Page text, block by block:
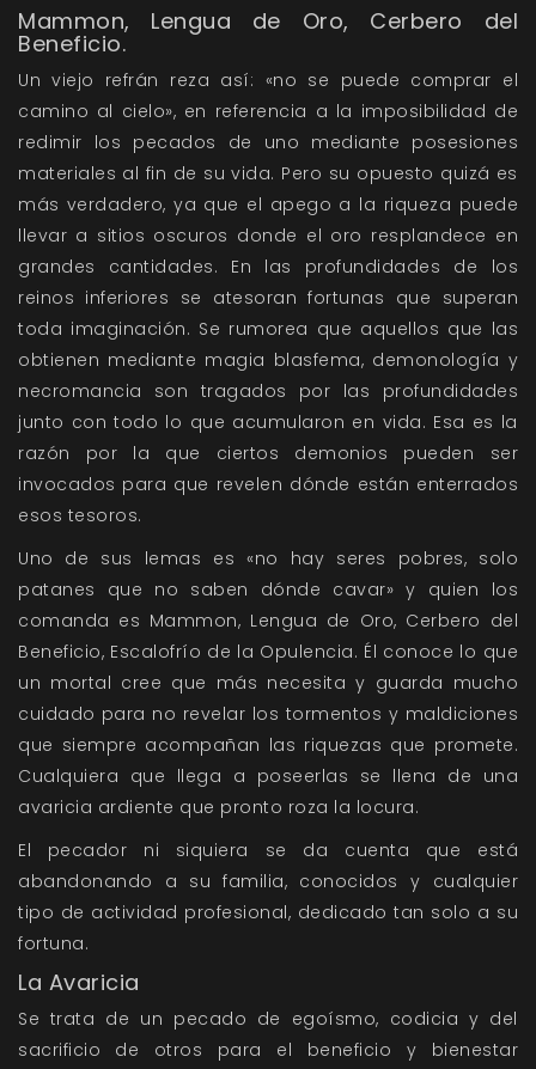
Mammon, Lengua de Oro, Cerbero del
Beneficio.
Un viejo refrán reza así: «no se puede comprar el
camino al cielo», en referencia a la imposibilidad de
redimir los pecados de uno mediante posesiones
materiales al fin de su vida. Pero su opuesto quizá es
más verdadero, ya que el apego a la riqueza puede
llevar a sitios oscuros donde el oro resplandece en
grandes cantidades. En las profundidades de los
reinos inferiores se atesoran fortunas que superan
toda imaginación. Se rumorea que aquellos que las
obtienen mediante magia blasfema, demonología y
necromancia son tragados por las profundidades
junto con todo lo que acumularon en vida. Esa es la
razón por la que ciertos demonios pueden ser
invocados para que revelen dónde están enterrados
esos tesoros.
Uno de sus lemas es «no hay seres pobres, solo
patanes que no saben dónde cavar» y quien los
comanda es Mammon, Lengua de Oro, Cerbero del
Beneficio, Escalofrío de la Opulencia. Él conoce lo que
un mortal cree que más necesita y guarda mucho
cuidado para no revelar los tormentos y maldiciones
que siempre acompañan las riquezas que promete.
Cualquiera que llega a poseerlas se llena de una
avaricia ardiente que pronto roza la locura.
El pecador ni siquiera se da cuenta que está
abandonando a su familia, conocidos y cualquier
tipo de actividad profesional, dedicado tan solo a su
fortuna.
La Avaricia
Se trata de un pecado de egoísmo, codicia y del
sacrificio de otros para el beneficio y bienestar